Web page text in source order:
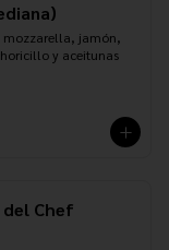
mozzarella, jamón,
y aceitunas
Chef